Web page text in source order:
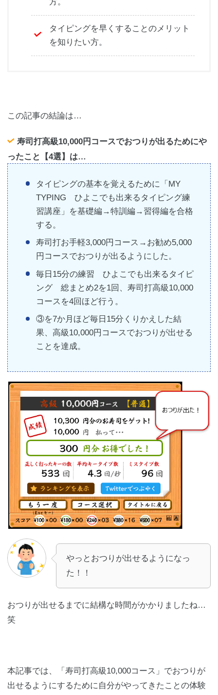
方。
タイピングを早くすることのメリット
を知りたい方。
この記事の結論は…
寿司打高級10,000円コースでおつりが出るためにや
ったこと【4選】は…
タイピングの基本を覚えるために「MY
TYPING ひよこでも出来るタイピング練
習講座」を基礎編→特訓編→習得編を合格
する。
寿司打お手軽3,000円コース→お勧め5,000
円コースでおつりが出るようにした。
毎日15分の練習 ひよこでも出来るタイピ
ング 総まとめ2を1回、寿司打高級10,000
コースを4回ほど行う。
③を7か月ほど毎日15分くりかえした結
果、高級10,000円コースでおつりが出せる
ことを達成。
やっとおつりが出せるようになっ
た！！
おつりが出せるまでに結構な時間がかかりましたね…
笑
本記事では、「寿司打高級10,000コース」でおつりが
出せるようにするために自分がやってきたことの体験